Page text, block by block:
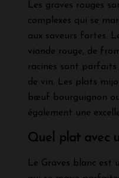
Les graves rouges
complexes qui se
aux saveurs fortes.
viande rouge, de
racines sont
de vin. Les plats
bœuf bourguignon
également une
Quel plat avec
Le Graves blanc est